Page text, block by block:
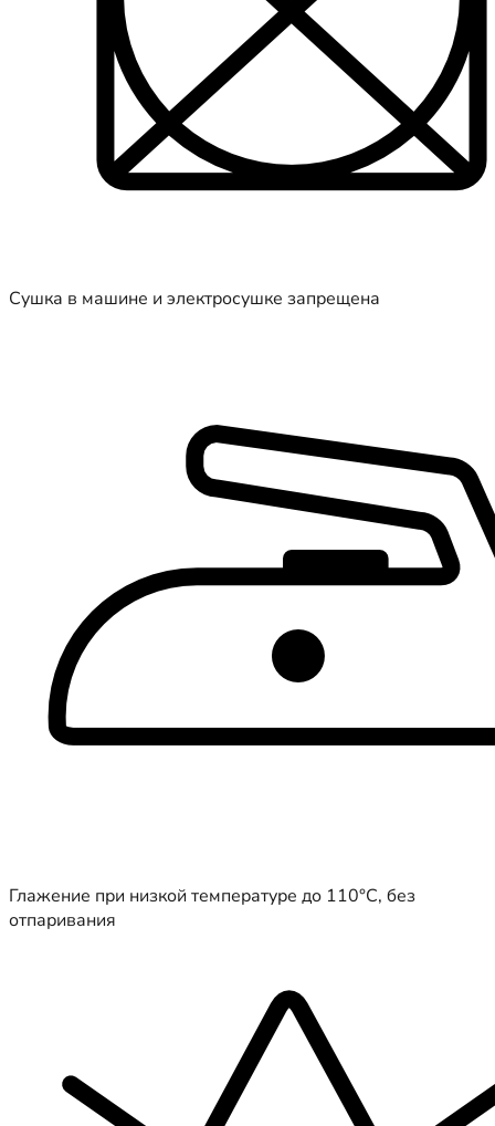
Сушка в машине и электросушке запрещена
Глажение при низкой температуре до 110°C, без
отпаривания